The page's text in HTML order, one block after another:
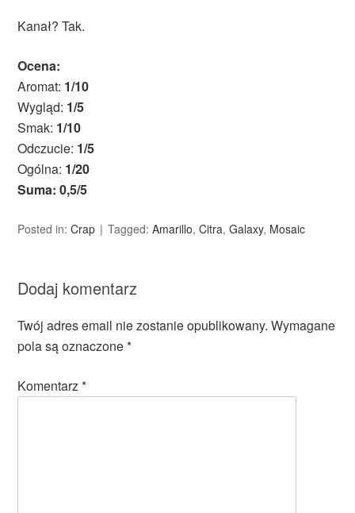
Kanał? Tak.
Ocena:
Aromat: 1/10
Wygląd: 1/5
Smak: 1/10
Odczucie: 1/5
Ogólna: 1/20
Suma: 0,5/5
Posted in:Crap Tagged:Amarillo,Citra,Galaxy, Mosaic
Dodaj komentarz
Twój adres email nie zostanie opublikowany. Wymagane
pola są oznaczone*
Komentarz*